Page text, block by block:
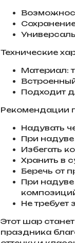
Технические
Материал:
Подходит
Рекомендации
Надувать
При надуве
Избегать
Хранить в
Беречь от
При
Не требует
Этот шар
праздника